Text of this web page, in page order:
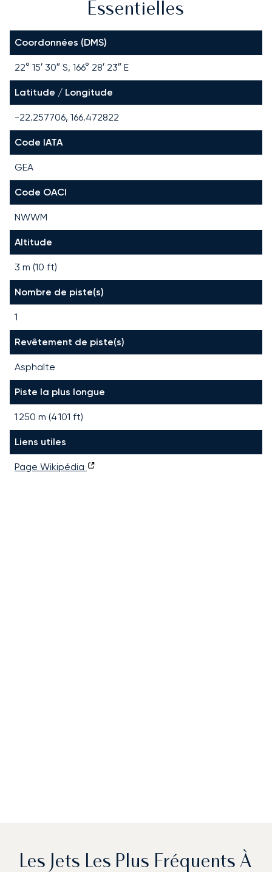
Essentielles
Coordonnées (DMS)
22° 15′ 30″ S, 166° 28′ 23″ E
Latitude / Longitude
-22.257706, 166.472822
Code IATA
GEA
Code OACI
NWWM
Altitude
3 m (10 ft)
Nombre de piste(s)
1
Revêtement de piste(s)
Asphalte
Piste la plus longue
1 250 m (4 101 ft)
Liens utiles
Page Wikipédia
Les Jets Les Plus Fréquents À